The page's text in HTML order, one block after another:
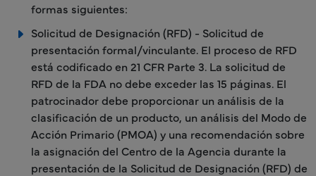
formas siguientes:
Solicitud de Designación (RFD) - Solicitud de
presentación formal/vinculante. El proceso de RFD
está codificado en 21 CFR Parte 3. La solicitud de
RFD de la FDA no debe exceder las 15 páginas. El
patrocinador debe proporcionar un análisis de la
clasificación de un producto, un análisis del Modo de
Acción Primario (PMOA) y una recomendación sobre
la asignación del Centro de la Agencia durante la
presentación de la Solicitud de Designación (RFD) de